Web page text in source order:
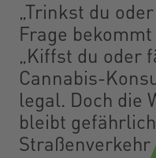
„Trinkst du
Frage
„Kiffst du oder
Cannabis-
legal. Doch die
bleibt
Straßenverkehr